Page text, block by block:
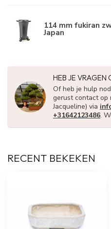
114 mm fukiran
Japan
HEB JE VRAGEN
Of heb je hulp
gerust contact op
Jacqueline) via
+31642123486.
RECENT BEKEKEN